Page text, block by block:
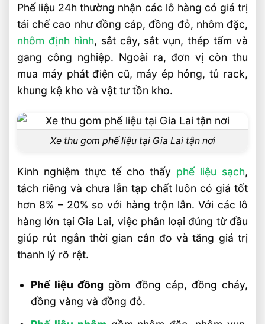
Phế liệu 24h thường nhận các lô hàng có giá trị
tái chế cao như đồng cáp, đồng đỏ, nhôm đặc,
nhôm định hình, sắt cây, sắt vụn, thép tấm và
gang công nghiệp. Ngoài ra, đơn vị còn thu
mua máy phát điện cũ, máy ép hỏng, tủ rack,
khung kệ kho và vật tư tồn kho.
Xe thu gom phế liệu tại Gia Lai tận nơi
Kinh nghiệm thực tế cho thấy phế liệu sạch,
tách riêng và chưa lẫn tạp chất luôn có giá tốt
hơn 8% – 20% so với hàng trộn lẫn. Với các lô
hàng lớn tại Gia Lai, việc phân loại đúng từ đầu
giúp rút ngắn thời gian cân đo và tăng giá trị
thanh lý rõ rệt.
Phế liệu đồng gồm đồng cáp, đồng cháy,
đồng vàng và đồng đỏ.